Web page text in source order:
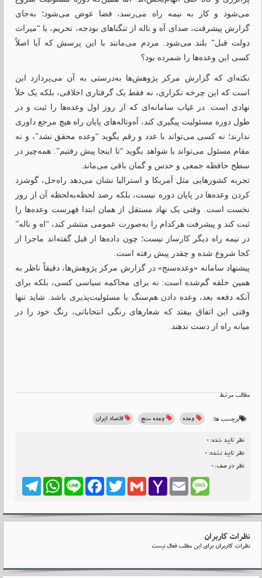
می‌شود و کار به نیمه راه می‌رسد، فضا عوض می‌شود؛ به‌جای
گزارش پیشرفت، صدای آه و ناله از تنگناهای بودجه، تحریم، یا “میراث
دولت قبل” بلند می‌شود. مردم می‌مانند با این پرسش که آیا اصلاً
کسی این وعده‌ها را شمرده بود؟
نکته‌ای که گزارش مرکز پژوهش‌ها به‌درستی به آن می‌پردازد این
است که این چرخه تکراری، نه فقط یک گرفتاری اخلاقی، بلکه یک خلأ
نهادی است. در غیاب سامانه‌ای که از روز اول وعده‌ها را ثبت و در
طول دوره مسئولیت پیگیری کند، آه‌وناله‌های پایان راه هیچ مرجع داوری
ندارند؛ نه کسی می‌تواند با عدد و رقم بگوید “وعده محقق نشد”، و نه
مقام مسئول می‌تواند با شواهد بگوید “تا اینجا پیش رفتیم”. همه‌چیز در
سطح حافظه جمعی و حدس و گمان باقی می‌ماند.
تجربه کشورهایی مثل آمریکا و استرالیا نشان می‌دهد راه‌حل، گوشزد
کردن وعده‌ها در پایان دوره نیست، بلکه رصد لحظه‌به‌لحظه آن از روز
نخست است. وقتی یک نهاد مستقل از همان ابتدا فهرست وعده‌ها را
ثبت کند و پیشرفت هرکدام را به‌صورت عمومی منتشر کند، “اه و ناله”
در نیمه راه دیگر کارساز نیست؛ چون داده‌ها از قبل گفته‌اند ماجرا از
کجا شروع شده و چقدر پیش رفته است.
پیشنهاد سامانه «وعده‌سنج» در گزارش مرکز پژوهش‌ها، دقیقاً ناظر به
همین حلقه گم‌شده است: نه برای محاکمه سیاسی کسی، بلکه برای
آنکه دفعه بعد، وعده دادن هم‌سنگ با مسئولیت‌پذیری باشد. شاید تنها
وقتی این اتفاق بیفتد که شعارهای رنگی انتخاباتی، رنگ خود را در
میانه راه از دست ندهند.
مطالب مرتبط
برچسب ها: وعده وعده سنج اقتصاد ایران
نظر تایید شده:0
نظر تایید نشده:0
نظر در صف:0
TelegramWhatsApp LineFacebook Twitter Gmail
Yahoo
Email Message
نظرات کاربران
نظرات کاربران برای این مطلب فعال نیست